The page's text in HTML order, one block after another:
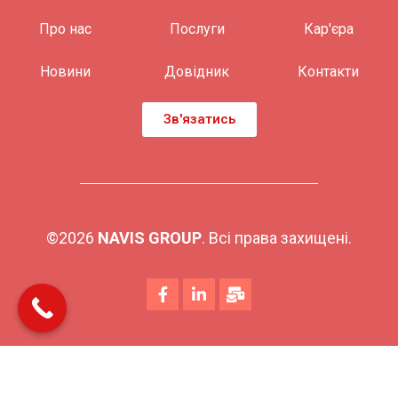
Про нас Послуги Кар'єра
Новини Довідник Контакти
Зв'язатись
©2026 NAVIS GROUP. Всі права захищені.